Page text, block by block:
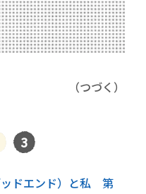
（つづく）
3
ドエンド）と私 第